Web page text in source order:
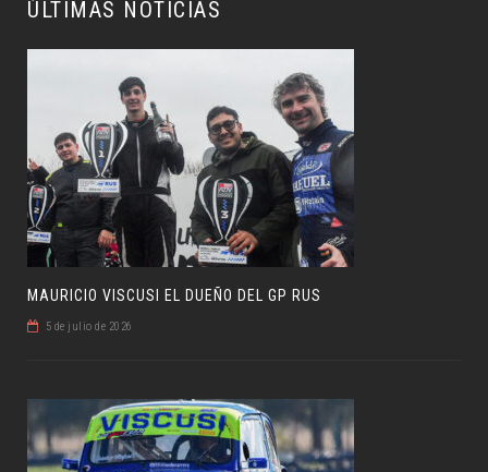
ÚLTIMAS NOTICIAS
MAURICIO VISCUSI EL DUEÑO DEL GP RUS
5 de julio de 2026